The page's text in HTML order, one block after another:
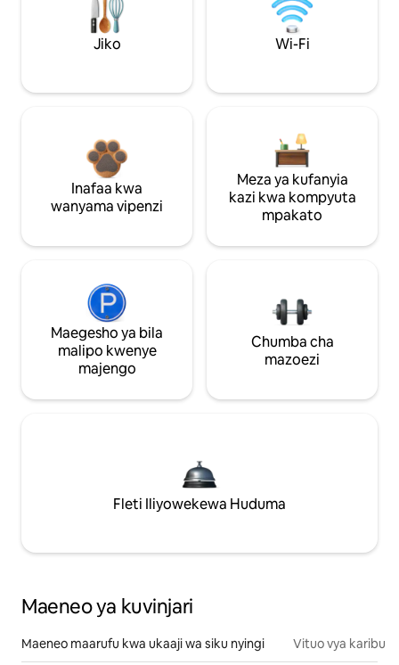
Jiko Wi-Fi
Inafaa kwa
wanyama vipenzi
Meza ya kufanyia
kazi kwa kompyuta
mpakato
Maegesho ya bila
malipo kwenye
majengo
Chumba cha
mazoezi
Fleti Iliyowekewa Huduma
Maeneo ya kuvinjari
Maeneo maarufu kwa ukaaji wa siku nyingi Vituo vya karibu